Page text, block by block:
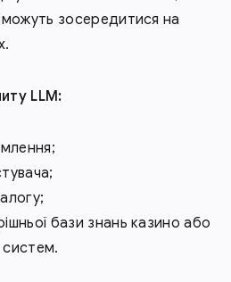
можуть зосередитися на
LLM:
бази знань казино або
систем.